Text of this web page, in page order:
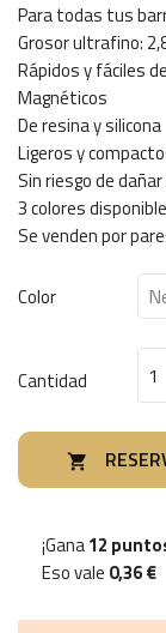
Para todas tus
Grosor ultrafino:
Rápidos y fáciles
Magnéticos
De resina y silicona
Ligeros y
Sin riesgo de
3 colores
Se venden por
Color
Cantidad

¡Gana12
Eso vale 0,36 €